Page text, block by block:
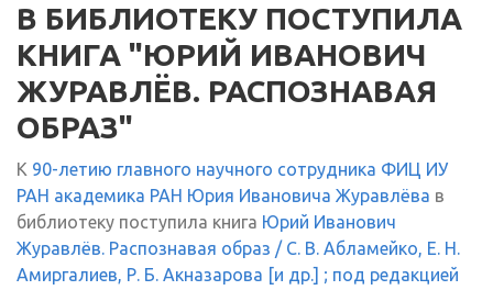
В БИБЛИОТЕКУ ПОСТУПИЛА
КНИГА "ЮРИЙ ИВАНОВИЧ
ЖУРАВЛЁВ. РАСПОЗНАВАЯ
ОБРАЗ"
К 90-летию главного научного сотрудника ФИЦ ИУ
РАН академика РАН Юрия Ивановича Журавлёва в
библиотеку поступила книга Юрий Иванович
Журавлёв. Распознавая образ / С. В. Абламейко, Е. Н.
Амиргалиев, Р. Б. Акназарова [и др.] ; под редакцией